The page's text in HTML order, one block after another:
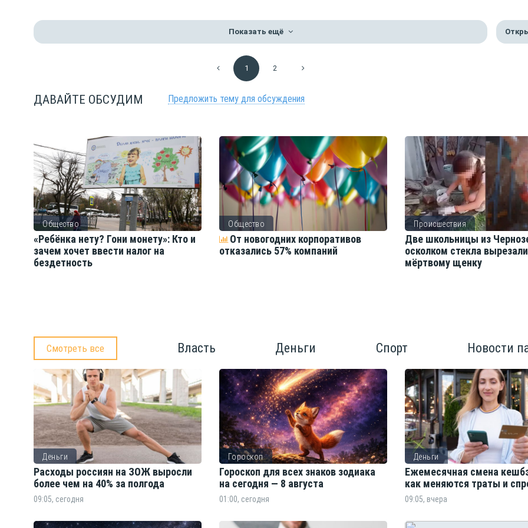
Показать ещё
1 2
ДАВАЙТЕ ОБСУДИМ Предложить тему для обсуждения
Общество
«Ребёнка нету? Гони монету»: Кто и
зачем хочет ввести налог на
бездетность
Общество
От новогодних корпоративов
отказались 57% компаний
Происшествия
Две школьницы из
осколком стекла
мёртвому щенку
Смотреть все Власть Деньги Спорт Новости
Деньги
Расходы россиян на ЗОЖ выросли
более чем на 40% за полгода
09:05, сегодня
Гороскоп
Гороскоп для всех знаков зодиака
на сегодня — 8 августа
01:00, сегодня
Деньги
Ежемесячная смена
как меняются траты и
09:05, вчера